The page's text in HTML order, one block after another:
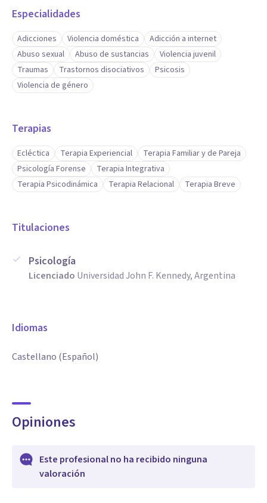
Especialidades
Adicciones Violencia doméstica
Adicción a internet
Abuso sexual
Abuso de sustancias
Violencia juvenil
Traumas
Trastornos disociativos
Psicosis
Violencia de género
Terapias
Ecléctica Terapia Experiencial
Terapia Familiar y de Pareja
Psicología Forense
Terapia Integrativa
Terapia Psicodinámica
Terapia Relacional Terapia Breve
Titulaciones
Psicología
Licenciado Universidad John F. Kennedy, Argentina
Idiomas
Castellano (Español)
Opiniones
Este profesional no ha recibido ninguna
valoración